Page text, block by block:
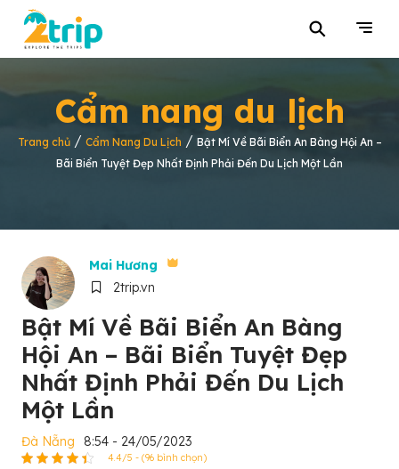
⚲
Cẩm nang du lịch
Trang chủ/ Cẩm Nang Du Lịch / Bật Mí Về Bãi Biển An Bàng Hội An –
Bãi Biển Tuyệt Đẹp Nhất Định Phải Đến Du Lịch Một Lần
Mai Hương
2trip.vn
Bật Mí Về Bãi Biển An Bàng
Hội An – Bãi Biển Tuyệt Đẹp
Nhất Định Phải Đến Du Lịch
Một Lần
Đà Nẵng 8:54 - 24/05/2023
4.4/5 - (96 bình chọn)